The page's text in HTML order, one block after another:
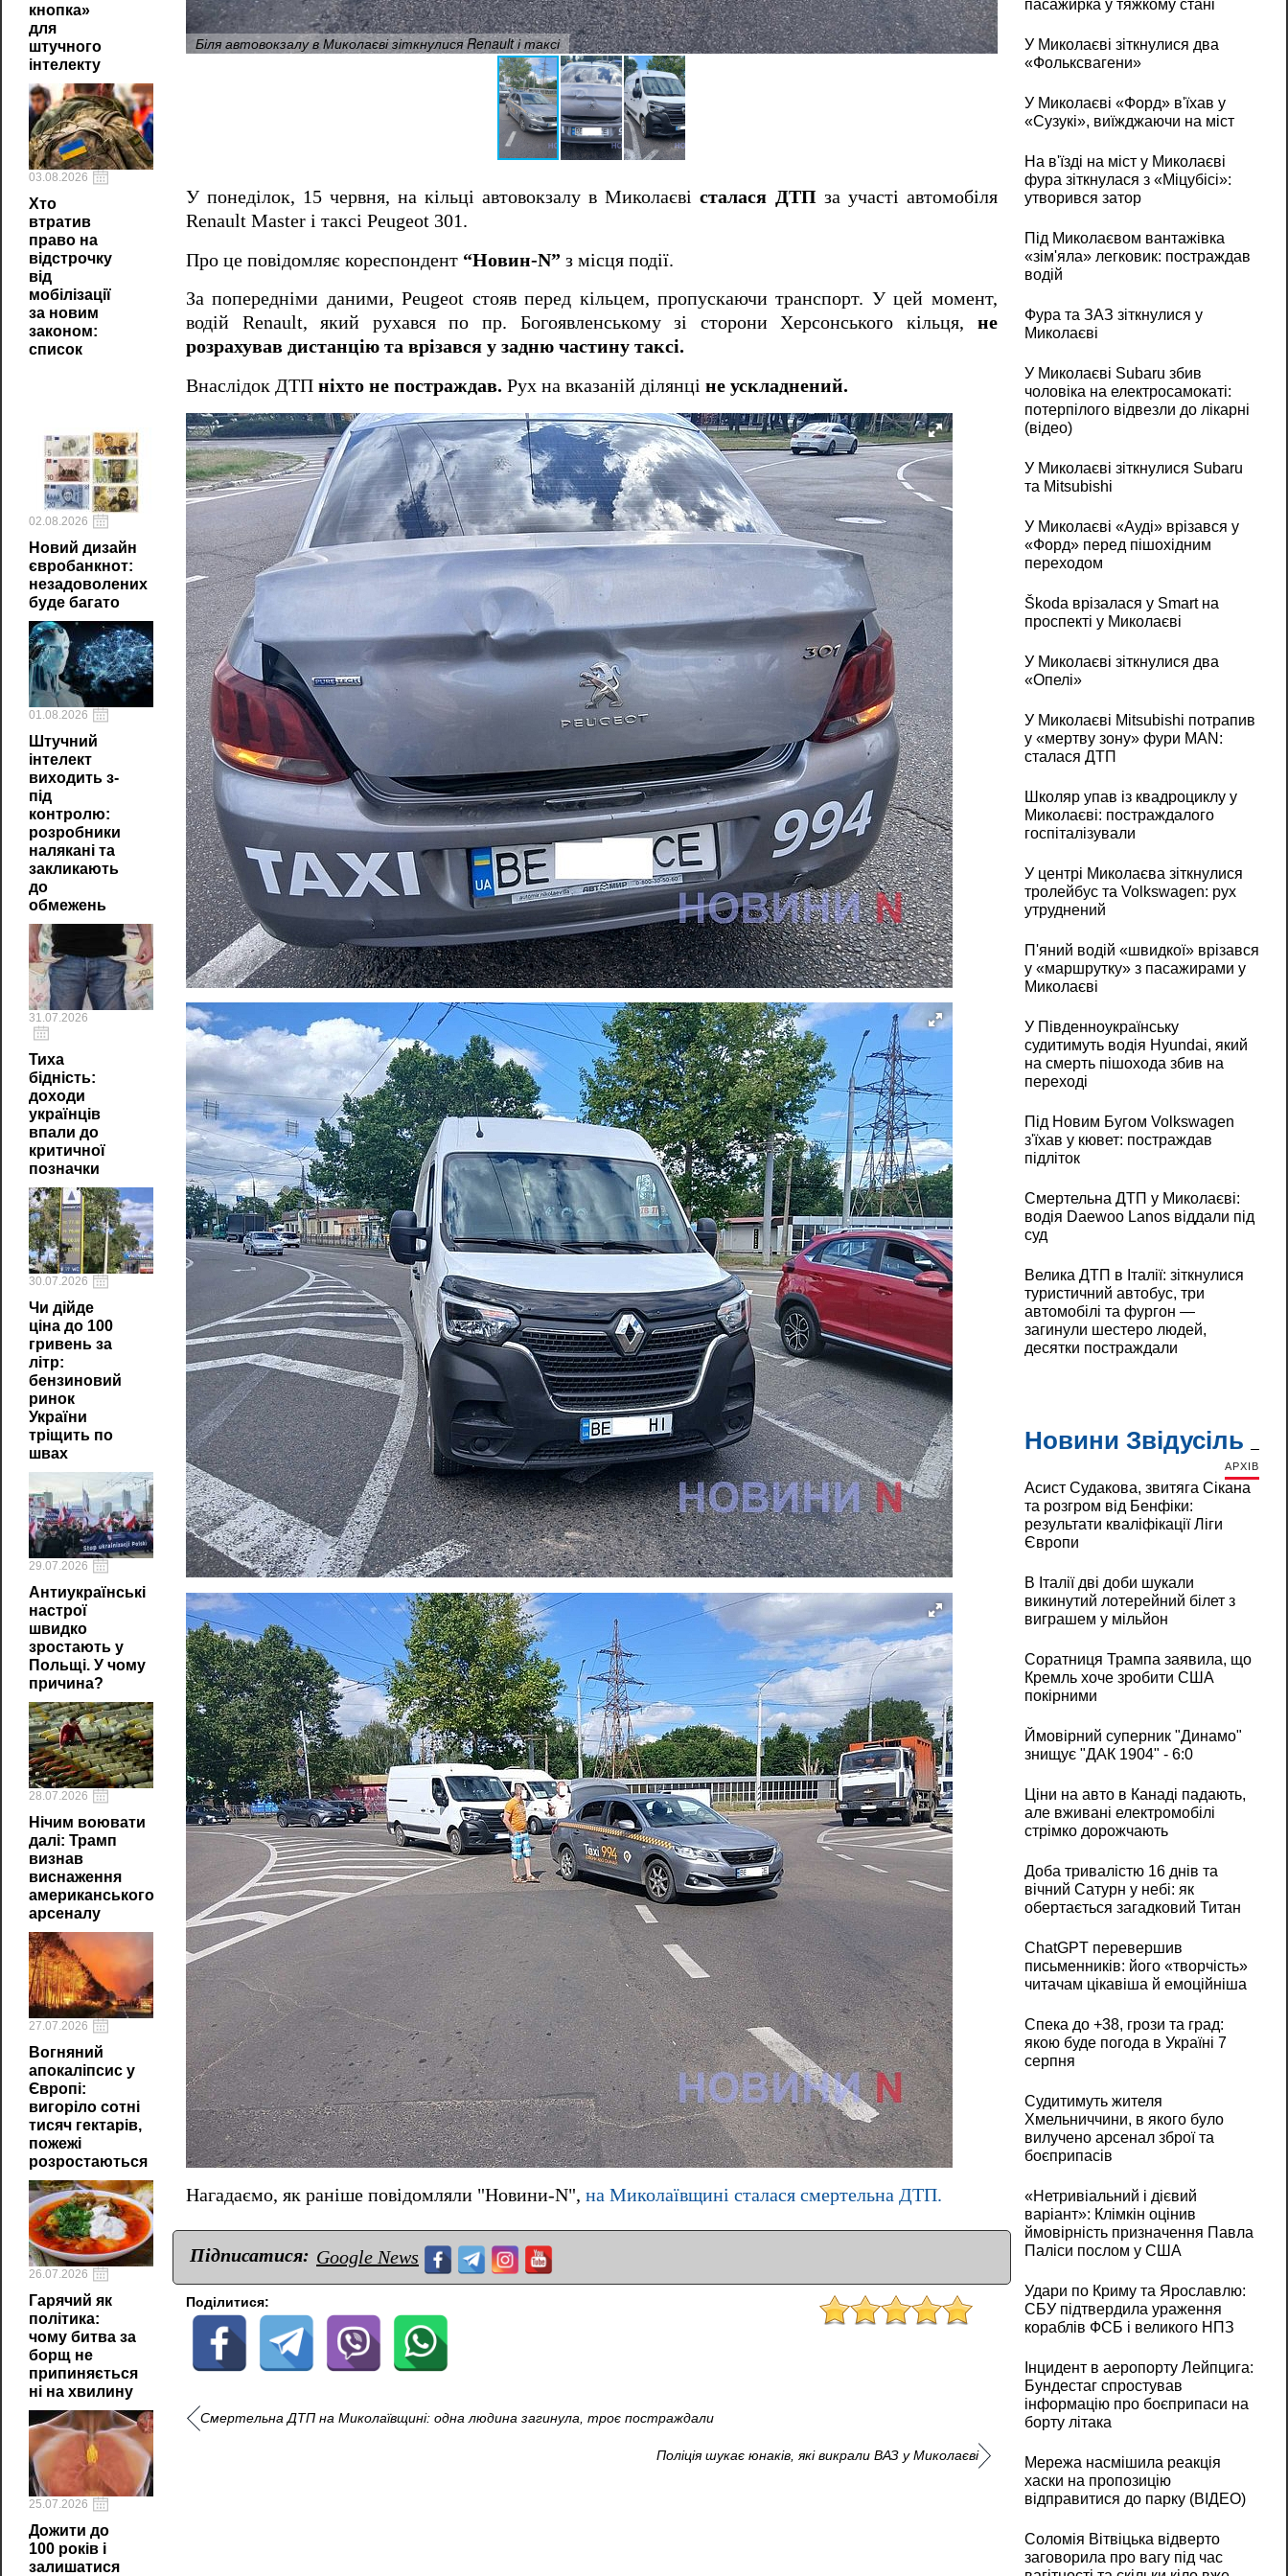
кнопка»
для
штучного
інтелекту
03.08.2026
Хто
втратив
право на
відстрочку
від
мобілізації
за новим
законом:
список
02.08.2026
Новий дизайн
євробанкнот:
незадоволених
буде багато
01.08.2026
Штучний
інтелект
виходить з-
під
контролю:
розробники
налякані та
закликають
до
обмежень
31.07.2026
Тиха
бідність:
доходи
українців
впали до
критичної
позначки
30.07.2026
Чи дійде
ціна до 100
гривень за
літр:
бензиновий
ринок
України
тріщить по
швах
29.07.2026
Антиукраїнські
настрої
швидко
зростають у
Польщі. У чому
причина?
28.07.2026
Нічим воювати
далі: Трамп
визнав
виснаження
американського
арсеналу
27.07.2026
Вогняний
апокаліпсис у
Європі:
вигоріло сотні
тисяч гектарів,
пожежі
розростаються
26.07.2026
Гарячий як
політика:
чому битва за
борщ не
припиняється
ні на хвилину
25.07.2026
Дожити до
100 років і
залишатися
Біля автовокзалу в Миколаєві зіткнулися Renault і таксі Біля автовокзалу в Миколаєві зіткнулися
У понеділок, 15 червня, на кільці автовокзалу в Миколаєвісталася ДТПза участі автомобіля
Renault Master і таксі Peugeot 301.
Про це повідомляє кореспондент “Новин-N” з місця події.
За попередніми даними, Peugeot стояв перед кільцем, пропускаючи транспорт. У цей момент,
водій Renault, який рухався по пр. Богоявленському зі сторони Херсонського кільця, не
розрахував дистанцію та врізався у задню частину таксі.
Внаслідок ДТП ніхто не постраждав. Рух на вказаній ділянці не ускладнений.
Нагадаємо, як раніше повідомляли "Новини-N", на Миколаївщині сталася смертельна ДТП.
Підписатися: Google News
Поділитися:
Смертельна ДТП на Миколаївщині: одна людина загинула, троє постраждали
Поліція шукає юнаків, які викрали ВАЗ у Миколаєві
пасажирка у тяжкому стані
У Миколаєві зіткнулися два
«Фольксвагени»
У Миколаєві «Форд» в'їхав у
«Сузукі», виїжджаючи на міст
На в'їзді на міст у Миколаєві
фура зіткнулася з «Міцубісі»:
утворився затор
Під Миколаєвом вантажівка
«зім'яла» легковик: постраждав
водій
Фура та ЗАЗ зіткнулися у
Миколаєві
У Миколаєві Subaru збив
чоловіка на електросамокаті:
потерпілого відвезли до лікарні
(відео)
У Миколаєві зіткнулися Subaru
та Mitsubishi
У Миколаєві «Ауді» врізався у
«Форд» перед пішохідним
переходом
Škoda врізалася у Smart на
проспекті у Миколаєві
У Миколаєві зіткнулися два
«Опелі»
У Миколаєві Mitsubishi потрапив
у «мертву зону» фури MAN:
сталася ДТП
Школяр упав із квадроциклу у
Миколаєві: постраждалого
госпіталізували
У центрі Миколаєва зіткнулися
тролейбус та Volkswagen: рух
утруднений
П'яний водій «швидкої» врізався
у «маршрутку» з пасажирами у
Миколаєві
У Південноукраїнську
судитимуть водія Hyundai, який
на смерть пішохода збив на
переході
Під Новим Бугом Volkswagen
з'їхав у кювет: постраждав
підліток
Смертельна ДТП у Миколаєві:
водія Daewoo Lanos віддали під
суд
Велика ДТП в Італії: зіткнулися
туристичний автобус, три
автомобілі та фургон —
загинули шестеро людей,
десятки постраждали
Новини Звідусіль
АРХІВ
Асист Судакова, звитяга Сікана
та розгром від Бенфіки:
результати кваліфікації Ліги
Європи
В Італії дві доби шукали
викинутий лотерейний білет з
виграшем у мільйон
Соратниця Трампа заявила, що
Кремль хоче зробити США
покірними
Ймовірний суперник "Динамо"
знищує "ДАК 1904" - 6:0
Ціни на авто в Канаді падають,
але вживані електромобілі
стрімко дорожчають
Доба тривалістю 16 днів та
вічний Сатурн у небі: як
обертається загадковий Титан
ChatGPT перевершив
письменників: його «творчість»
читачам цікавіша й емоційніша
Спека до +38, грози та град:
якою буде погода в Україні 7
серпня
Судитимуть жителя
Хмельниччини, в якого було
вилучено арсенал зброї та
боєприпасів
«Нетривіальний і дієвий
варіант»: Клімкін оцінив
ймовірність призначення Павла
Паліси послом у США
Удари по Криму та Ярославлю:
СБУ підтвердила ураження
кораблів ФСБ і великого НПЗ
Інцидент в аеропорту Лейпцига:
Бундестаг спростував
інформацію про боєприпаси на
борту літака
Мережа насмішила реакція
хаски на пропозицію
відправитися до парку (ВІДЕО)
Соломія Вітвіцька відверто
заговорила про вагу під час